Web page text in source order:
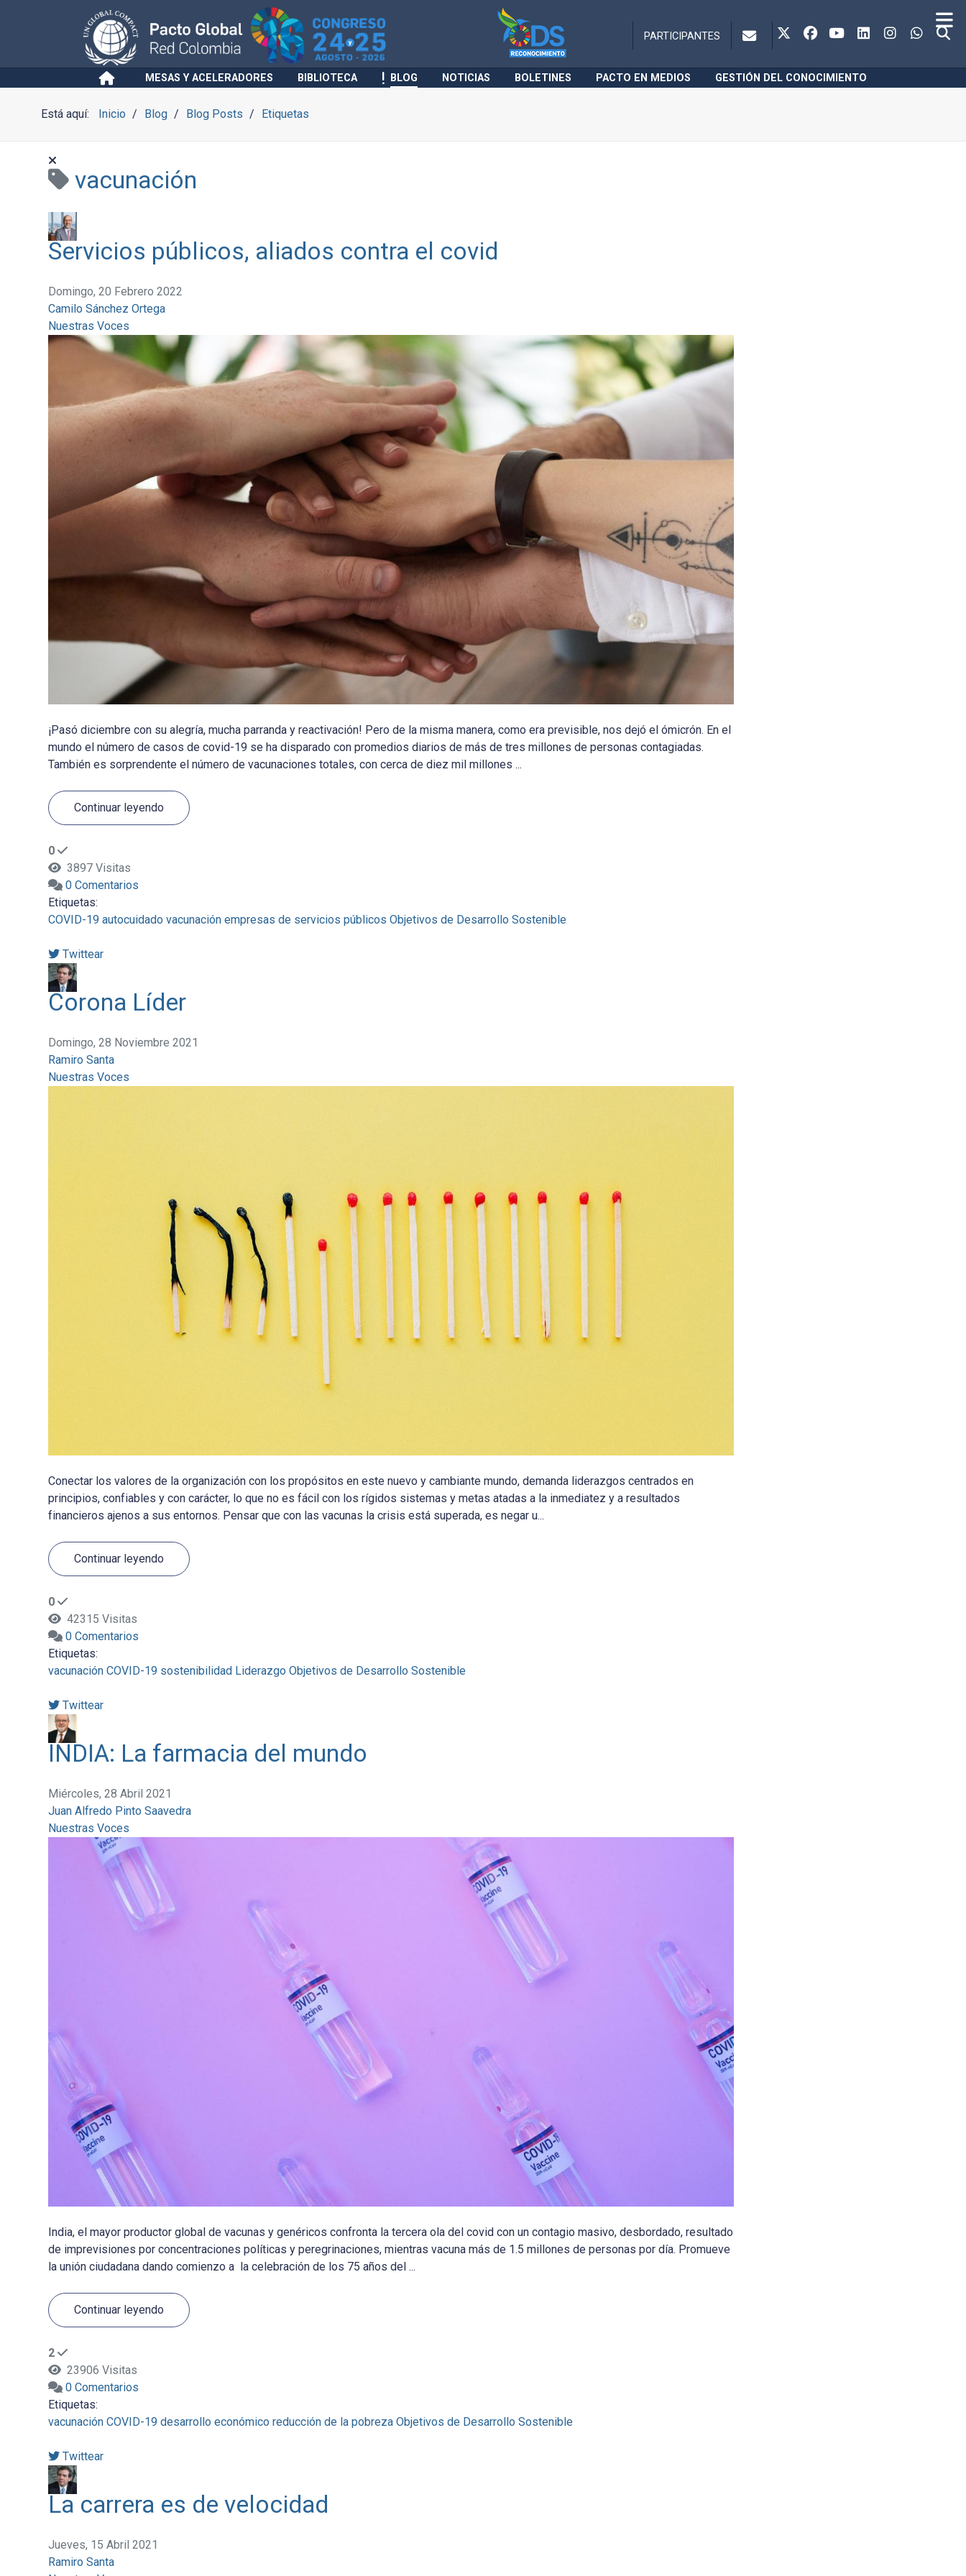
PARTICIPANTES
MESAS Y ACELERADORES BIBLIOTECA BLOG NOTICIAS BOLETINES PACTO EN MEDIOS GESTIÓN DEL CONOCIMIENTO
Está aquí: Inicio Blog Blog Posts Etiquetas
vacunación
Servicios públicos, aliados contra el covid
Domingo, 20 Febrero 2022
Camilo Sánchez Ortega
Nuestras Voces
¡Pasó diciembre con su alegría, mucha parranda y reactivación! Pero de la misma manera, como era previsible, nos dejó el ómicrón. En el
mundo el número de casos de covid-19 se ha disparado con promedios diarios de más de tres millones de personas contagiadas.
También es sorprendente el número de vacunaciones totales, con cerca de diez mil millones ...
Continuar leyendo
0
3897 Visitas
0 Comentarios
Etiquetas:
COVID-19 autocuidado vacunación empresas de servicios públicos Objetivos de Desarrollo Sostenible
Twittear
Corona Líder
Domingo, 28 Noviembre 2021
Ramiro Santa
Nuestras Voces
Conectar los valores de la organización con los propósitos en este nuevo y cambiante mundo, demanda liderazgos centrados en
principios, confiables y con carácter, lo que no es fácil con los rígidos sistemas y metas atadas a la inmediatez y a resultados
financieros ajenos a sus entornos. Pensar que con las vacunas la crisis está superada, es negar u...
Continuar leyendo
0
42315 Visitas
0 Comentarios
Etiquetas:
vacunación COVID-19 sostenibilidad Liderazgo Objetivos de Desarrollo Sostenible
Twittear
INDIA: La farmacia del mundo
Miércoles, 28 Abril 2021
Juan Alfredo Pinto Saavedra
Nuestras Voces
India, el mayor productor global de vacunas y genéricos confronta la tercera ola del covid con un contagio masivo, desbordado, resultado
de imprevisiones por concentraciones políticas y peregrinaciones, mientras vacuna más de 1.5 millones de personas por día. Promueve
la unión ciudadana dando comienzo a la celebración de los 75 años del ...
Continuar leyendo
2
23906 Visitas
0 Comentarios
Etiquetas:
vacunación COVID-19 desarrollo económico reducción de la pobreza Objetivos de Desarrollo Sostenible
Twittear
La carrera es de velocidad
Jueves, 15 Abril 2021
Ramiro Santa